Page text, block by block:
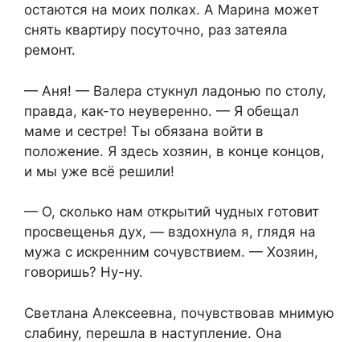
остаются на моих полках. А Марина может
снять квартиру посуточно, раз затеяла
ремонт.
— Аня! — Валера стукнул ладонью по столу,
правда, как-то неуверенно. — Я обещал
маме и сестре! Ты обязана войти в
положение. Я здесь хозяин, в конце концов,
и мы уже всё решили!
— О, сколько нам открытий чудных готовит
просвещенья дух, — вздохнула я, глядя на
мужа с искренним сочувствием. — Хозяин,
говоришь? Ну-ну.
Светлана Алексеевна, почувствовав мнимую
слабину, перешла в наступление. Она